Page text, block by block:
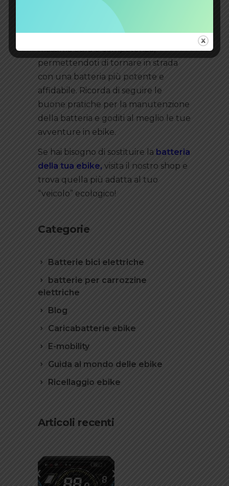
Affidarsi a professionisti del settore
come Ebikebatteryshop assicura che
il processo venga eseguito con la
massima cura e competenza,
permettendoti di tornare in strada
con una batteria più potente e
affidabile. Ricorda di seguire le
buone pratiche per la manutenzione
della batteria e goditi al meglio le tue
avventure in ebike.
Se hai bisogno di sostituire la batteria
della tua ebike, visita il nostro shop e
trova quella più adatta al tuo
“veicolo” ecologico!
Categorie
Batterie bici elettriche
batterie per carrozzine
elettriche
Blog
Caricabatterie ebike
E-mobility
Guida al mondo delle ebike
Ricellaggio ebike
Articoli recenti